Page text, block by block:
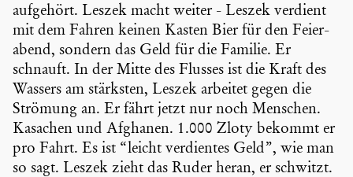
aufgehört. Leszek macht weiter - Leszek verdient
mit dem Fahren keinen Kasten Bier für den Feier­
abend, sondern das Geld für die Familie. Er
schnauft. In der Mitte des Flusses ist die Kraft des
Wassers am stärksten, Leszek arbeitet gegen die
Strömung an. Er fährt jetzt nur noch Menschen.
Kasachen und Afghanen. 1.000 Zloty bekommt er
pro Fahrt. Es ist “leicht verdientes Geld”, wie man
so sagt. Leszek zieht das Ruder heran, er schwitzt.